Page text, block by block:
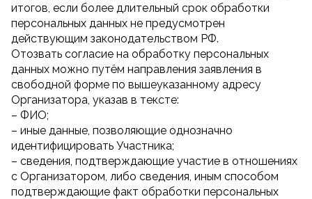
итогов, если более длительный срок обработки
персональных данных не предусмотрен
действующим законодательством РФ.
Отозвать согласие на обработку персональных
данных можно путём направления заявления в
свободной форме по вышеуказанному адресу
Организатора, указав в тексте:
– ФИО;
– иные данные, позволяющие однозначно
идентифицировать Участника;
– сведения, подтверждающие участие в отношениях
с Организатором, либо сведения, иным способом
подтверждающие факт обработки персональных